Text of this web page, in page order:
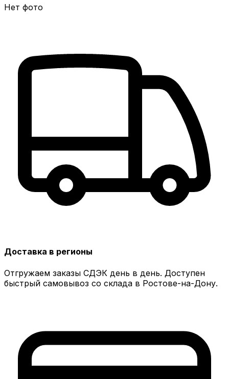
Нет фото
Доставка в регионы
Отгружаем заказы СДЭК день в день. Доступен
быстрый самовывоз со склада в Ростове-на-Дону.